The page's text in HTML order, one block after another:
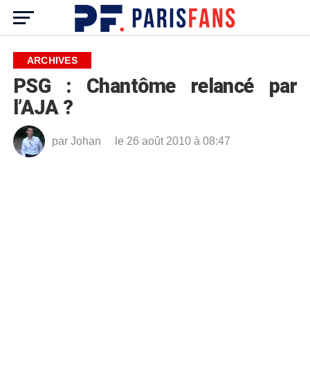
ARCHIVES
PSG : Chantôme relancé par
l’AJA ?
par Johan le 26 août 2010 à 08:47